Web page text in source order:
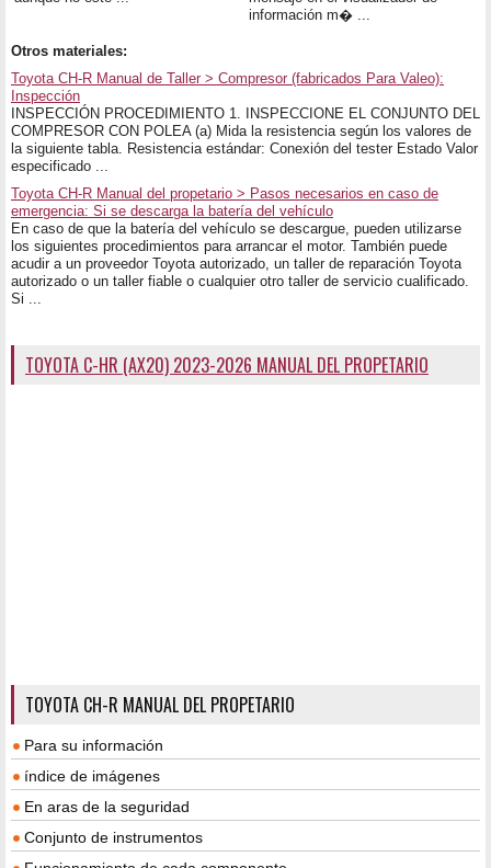
información m� ...
Otros materiales:
Toyota CH-R Manual de Taller > Compresor (fabricados Para Valeo):
Inspección
INSPECCIÓN PROCEDIMIENTO 1. INSPECCIONE EL CONJUNTO DEL
COMPRESOR CON POLEA (a) Mida la resistencia según los valores de
la siguiente tabla. Resistencia estándar: Conexión del tester Estado Valor
especificado ...
Toyota CH-R Manual del propetario > Pasos necesarios en caso de
emergencia: Si se descarga la batería del vehículo
En caso de que la batería del vehículo se descargue, pueden utilizarse
los siguientes procedimientos para arrancar el motor. También puede
acudir a un proveedor Toyota autorizado, un taller de reparación Toyota
autorizado o un taller fiable o cualquier otro taller de servicio cualificado.
Si ...
TOYOTA C-HR (AX20) 2023-2026 MANUAL DEL PROPETARIO
TOYOTA CH-R MANUAL DEL PROPETARIO
Para su información
índice de imágenes
En aras de la seguridad
Conjunto de instrumentos